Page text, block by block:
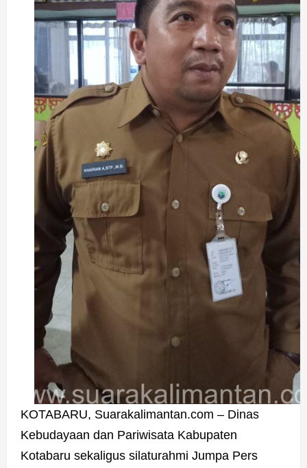
KOTABARU, Suarakalimantan.com – Dinas
Kebudayaan dan Pariwisata Kabupaten
Kotabaru sekaligus silaturahmi Jumpa Pers